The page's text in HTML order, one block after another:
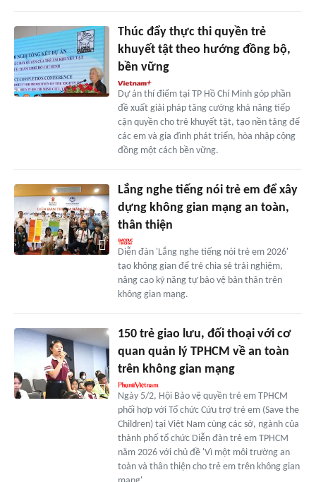
Thúc đẩy thực thi quyền trẻ
khuyết tật theo hướng đồng bộ,
bền vững
Dự án thí điểm tại TP Hồ Chí Minh góp phần
đề xuất giải pháp tăng cường khả năng tiếp
cận quyền cho trẻ khuyết tật, tạo nền tảng để
các em và gia đình phát triển, hòa nhập cộng
đồng một cách bền vững.
Lắng nghe tiếng nói trẻ em để xây
dựng không gian mạng an toàn,
thân thiện
Diễn đàn 'Lắng nghe tiếng nói trẻ em 2026'
tạo không gian để trẻ chia sẻ trải nghiệm,
nâng cao kỹ năng tự bảo vệ bản thân trên
không gian mạng.
150 trẻ giao lưu, đối thoại với cơ
quan quản lý TPHCM về an toàn
trên không gian mạng
Ngày 5/2, Hội Bảo vệ quyền trẻ em TPHCM
phối hợp với Tổ chức Cứu trợ trẻ em (Save the
Children) tại Việt Nam cùng các sở, ngành của
thành phố tổ chức Diễn đàn trẻ em TPHCM
năm 2026 với chủ đề 'Vì một môi trường an
toàn và thân thiện cho trẻ em trên không gian